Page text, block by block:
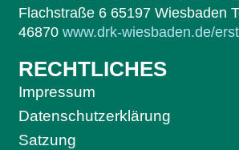
Flachstraße 6 65197 Wiesbaden
46870www.drk-wiesbaden.de/
RECHTLICHES
Impressum
Datenschutzerklärung
Satzung